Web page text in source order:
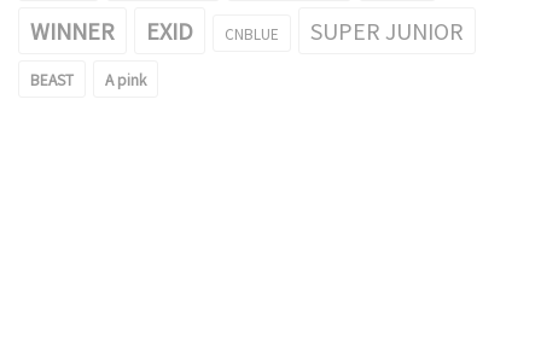
WINNER
EXID CNBLUE SUPER JUNIOR
BEAST A pink